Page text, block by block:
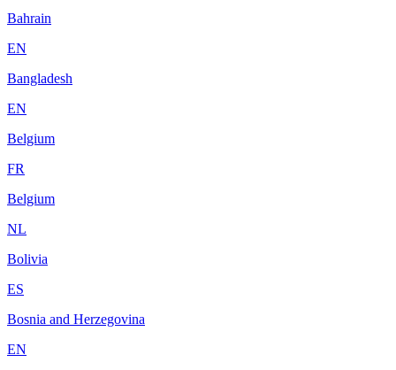
Bahrain
EN
Bangladesh
EN
Belgium
FR
Belgium
NL
Bolivia
ES
Bosnia and Herzegovina
EN